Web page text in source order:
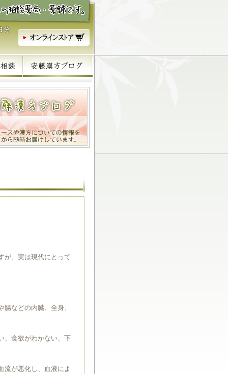
が、実は現代にとって
などの内臓、全身、
、食欲がわかない、下
流が悪化し、血液によ